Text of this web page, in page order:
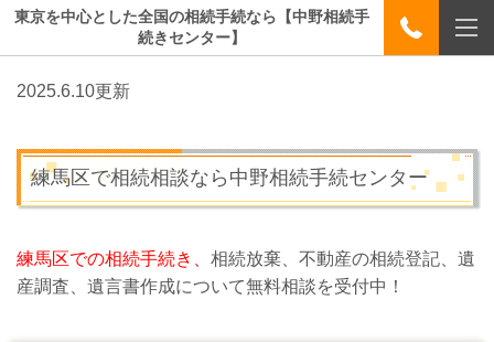
東京を中心とした全国の相続手続なら【中野相続手
続きセンター】
2025.6.10更新
練馬区で相続相談なら中野相続手続センター
練馬区での相続手続き、 相続放棄、不動産の相続登記、遺
産調査、遺言書作成について無料相談を受付中！